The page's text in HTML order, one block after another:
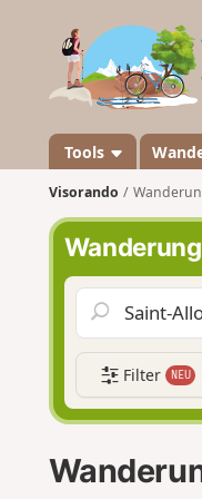
Tools
Visorando
Filter NEU